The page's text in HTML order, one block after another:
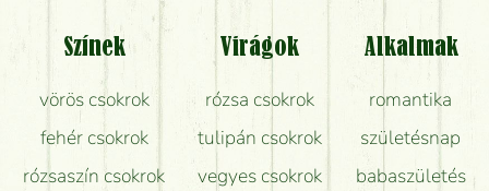
Tényleg azt kapom, ami a képen van?
Mit kell tudni a virágcsokrok szállításáról?
Hogy marad a lehető legtovább friss a csokor?
Tudok adventi koszorút vásárolni boltban?
Színek
vörös csokrok
fehér csokrok
rózsaszín csokrok
Virágok
rózsa csokrok
tulipán csokrok
vegyes csokrok
Alkalmak
romantika
születésnap
babaszületés